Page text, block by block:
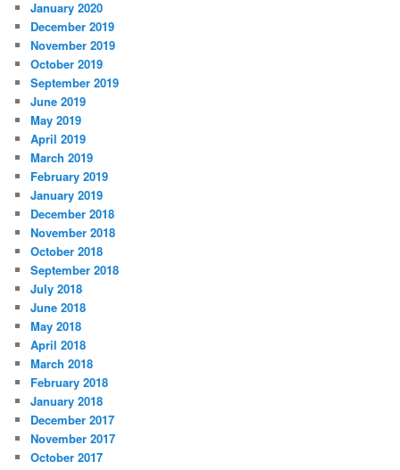
January 2020
December 2019
November 2019
October 2019
September 2019
June 2019
May 2019
April 2019
March 2019
February 2019
January 2019
December 2018
November 2018
October 2018
September 2018
July 2018
June 2018
May 2018
April 2018
March 2018
February 2018
January 2018
December 2017
November 2017
October 2017